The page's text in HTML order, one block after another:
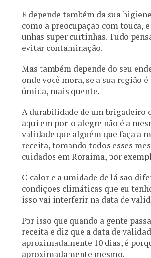
E depende também da sua
como a preocupação com touca,
unhas super curtinhas. Tudo
evitar contaminação.
Mas também depende do seu
onde você mora, se a sua região é
úmida, mais quente.
A durabilidade de um brigadeiro
aqui em porto alegre não é a
validade que alguém que faça a
receita, tomando todos esses
cuidados em Roraima, por
O calor e a umidade de lá são
condições climáticas que eu
isso vai interferir na data de
Por isso que quando a gente
receita e diz que a data de
aproximadamente 10 dias, é
aproximadamente mesmo.